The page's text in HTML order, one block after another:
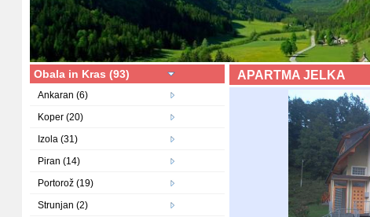
Obala in Kras (93)
Ankaran (6)
Koper (20)
Izola (31)
Piran (14)
Portorož (19)
Strunjan (2)
APARTMA JELKA